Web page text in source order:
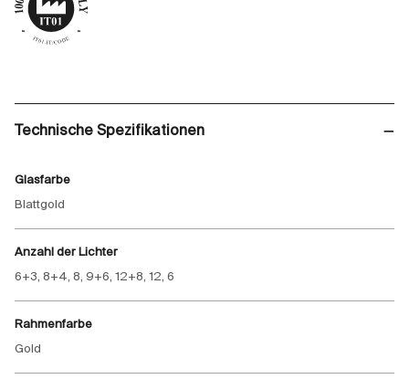
Technische Spezifikationen
Glasfarbe
Blattgold
Anzahl der Lichter
6+3, 8+4, 8, 9+6, 12+8, 12, 6
Rahmenfarbe
Gold